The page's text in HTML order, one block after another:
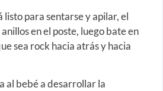
listo para sentarse y apilar, el
en el poste, luego bate en
sea rock hacia atrás y hacia
al bebé a desarrollar la